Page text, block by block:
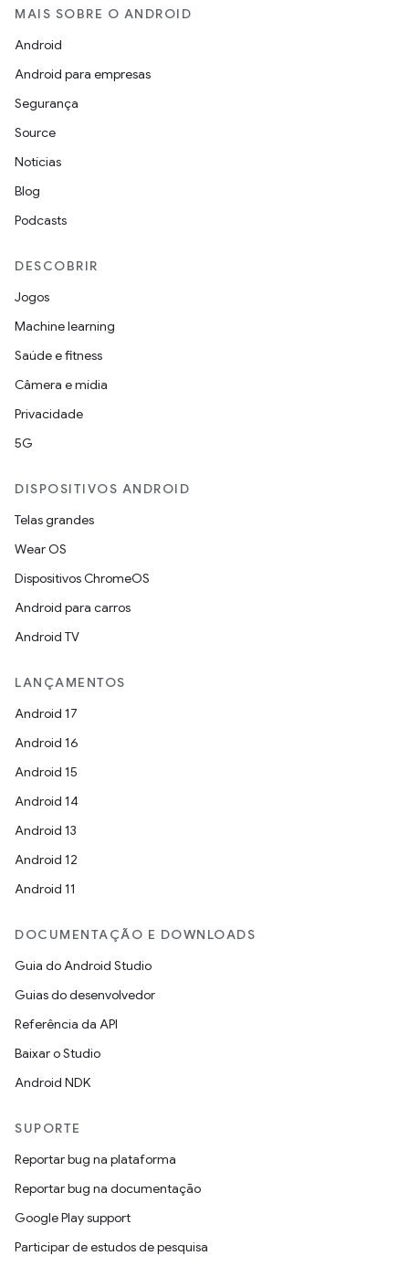
MAIS SOBRE O ANDROID
Android
Android para empresas
Segurança
Source
Notícias
Blog
Podcasts
DESCOBRIR
Jogos
Machine learning
Saúde e fitness
Câmera e mídia
Privacidade
5G
DISPOSITIVOS ANDROID
Telas grandes
Wear OS
Dispositivos ChromeOS
Android para carros
Android TV
LANÇAMENTOS
Android 17
Android 16
Android 15
Android 14
Android 13
Android 12
Android 11
DOCUMENTAÇÃO E DOWNLOADS
Guia do Android Studio
Guias do desenvolvedor
Referência da API
Baixar o Studio
Android NDK
SUPORTE
Reportar bug na plataforma
Reportar bug na documentação
Google Play support
Participar de estudos de pesquisa